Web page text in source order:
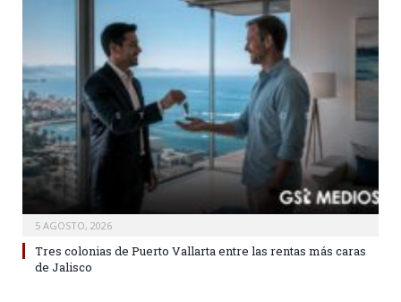
5 AGOSTO, 2026
Tres colonias de Puerto Vallarta entre las rentas más caras
de Jalisco